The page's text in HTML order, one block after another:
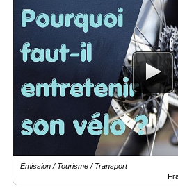
Emission / Tourisme / Transport